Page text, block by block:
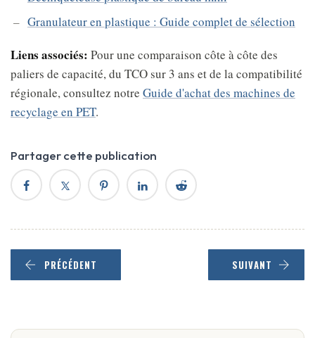
Granulateur en plastique : Guide complet de sélection
Liens associés: Pour une comparaison côte à côte des
paliers de capacité, du TCO sur 3 ans et de la compatibilité
régionale, consultez notre Guide d'achat des machines de
recyclage en PET.
Partager cette publication
PRÉCÉDENT SUIVANT